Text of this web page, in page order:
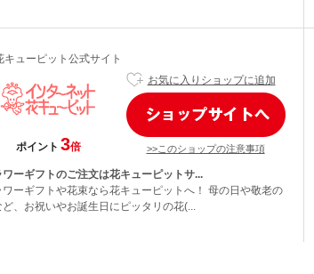
キューピット公式サイト
ポイント 3倍
お気に入りショップに追加
>>このショップの注意事項
ワーギフトのご注文は花キューピットサ...
ワーギフトや花束なら花キューピットへ！ 母の日や敬老の
ど、お祝いやお誕生日にピッタリの花(...